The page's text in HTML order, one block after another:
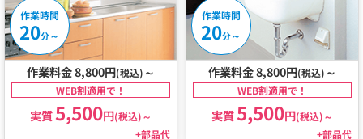
作業時間
20分～
作業料金 8,800円(税込) ～
WEB割適用で！
実質5,500円(税込)～
+部品代
作業時間
20分～
作業料金 8,800円(税込) ～
WEB割適用で！
実質5,500円(税込)～
+部品代